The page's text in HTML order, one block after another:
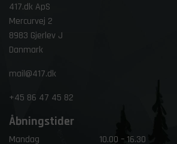
417.dk ApS
Mercurvej 2
8983 Gjerlev J
Danmark
mail@417.dk
+45 86 47 45 82
Åbningstider
Mandag 10.00 – 16.30